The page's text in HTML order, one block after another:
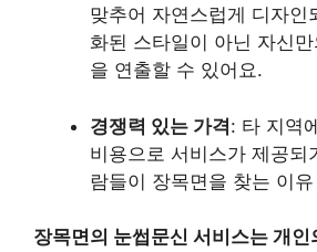
맞추어 자연스럽게 디자인
화된 스타일이 아닌 자신
을 연출할 수 있어요.
경쟁력 있는 가격: 타 지역
비용으로 서비스가 제공되
람들이 장목면을 찾는 이
장목면의 눈썹문신 서비스는 개